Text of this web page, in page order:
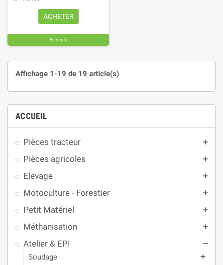
ACCUEIL
Pièces tracteur add
Pièces agricoles add
Elevage add
Motoculture - Forestier add
Petit Matériel add
Méthanisation add
Atelier & EPI remove
Soudage add
ACHETER
En stock
Affichage 1-19 de 19 article(s)